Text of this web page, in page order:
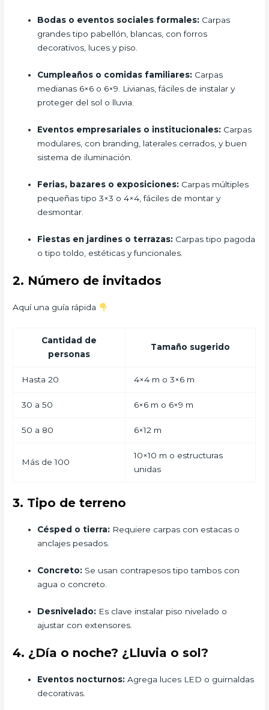
Bodas o eventos sociales formales: Carpas
grandes tipo pabellón, blancas, con forros
decorativos, luces y piso.
Cumpleaños o comidas familiares: Carpas
medianas 6×6 o 6×9. Livianas, fáciles de instalar y
proteger del sol o lluvia.
Eventos empresariales o institucionales: Carpas
modulares, con branding, laterales cerrados, y buen
sistema de iluminación.
Ferias, bazares o exposiciones: Carpas múltiples
pequeñas tipo 3×3 o 4×4, fáciles de montar y
desmontar.
Fiestas en jardines o terrazas: Carpas tipo pagoda
o tipo toldo, estéticas y funcionales.
2. Número de invitados
Aquí una guía rápida
Cantidad de
personas
Tamaño sugerido
Hasta 20 4×4 m o 3×6 m
30 a 50 6×6 m o 6×9 m
50 a 80 6×12 m
Más de 100
10×10 m o estructuras
unidas
3. Tipo de terreno
Césped o tierra: Requiere carpas con estacas o
anclajes pesados.
Concreto: Se usan contrapesos tipo tambos con
agua o concreto.
Desnivelado: Es clave instalar piso nivelado o
ajustar con extensores.
4. ¿Día o noche? ¿Lluvia o sol?
Eventos nocturnos: Agrega luces LED o guirnaldas
decorativas.